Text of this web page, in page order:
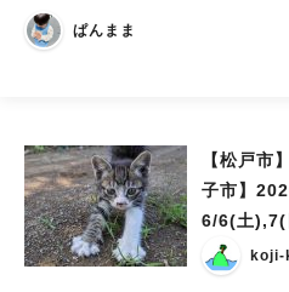
ぱんまま
【松戸市
子市】
6/6(土
護猫譲渡
koji-